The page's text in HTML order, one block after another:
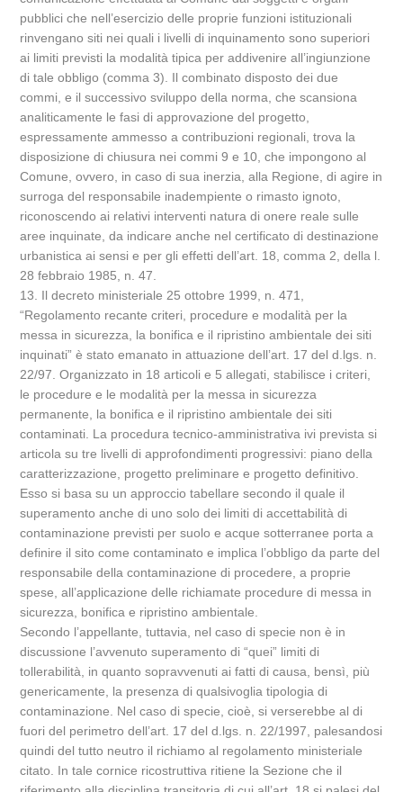
pubblici che nell’esercizio delle proprie funzioni istituzionali
rinvengano siti nei quali i livelli di inquinamento sono superiori
ai limiti previsti la modalità tipica per addivenire all’ingiunzione
di tale obbligo (comma 3). Il combinato disposto dei due
commi, e il successivo sviluppo della norma, che scansiona
analiticamente le fasi di approvazione del progetto,
espressamente ammesso a contribuzioni regionali, trova la
disposizione di chiusura nei commi 9 e 10, che impongono al
Comune, ovvero, in caso di sua inerzia, alla Regione, di agire in
surroga del responsabile inadempiente o rimasto ignoto,
riconoscendo ai relativi interventi natura di onere reale sulle
aree inquinate, da indicare anche nel certificato di destinazione
urbanistica ai sensi e per gli effetti dell’art. 18, comma 2, della l.
28 febbraio 1985, n. 47.
13. Il decreto ministeriale 25 ottobre 1999, n. 471,
“Regolamento recante criteri, procedure e modalità per la
messa in sicurezza, la bonifica e il ripristino ambientale dei siti
inquinati” è stato emanato in attuazione dell’art. 17 del d.lgs. n.
22/97. Organizzato in 18 articoli e 5 allegati, stabilisce i criteri,
le procedure e le modalità per la messa in sicurezza
permanente, la bonifica e il ripristino ambientale dei siti
contaminati. La procedura tecnico-amministrativa ivi prevista si
articola su tre livelli di approfondimenti progressivi: piano della
caratterizzazione, progetto preliminare e progetto definitivo.
Esso si basa su un approccio tabellare secondo il quale il
superamento anche di uno solo dei limiti di accettabilità di
contaminazione previsti per suolo e acque sotterranee porta a
definire il sito come contaminato e implica l’obbligo da parte del
responsabile della contaminazione di procedere, a proprie
spese, all’applicazione delle richiamate procedure di messa in
sicurezza, bonifica e ripristino ambientale.
Secondo l’appellante, tuttavia, nel caso di specie non è in
discussione l’avvenuto superamento di “quei” limiti di
tollerabilità, in quanto sopravvenuti ai fatti di causa, bensì, più
genericamente, la presenza di qualsivoglia tipologia di
contaminazione. Nel caso di specie, cioè, si verserebbe al di
fuori del perimetro dell’art. 17 del d.lgs. n. 22/1997, palesandosi
quindi del tutto neutro il richiamo al regolamento ministeriale
citato. In tale cornice ricostruttiva ritiene la Sezione che il